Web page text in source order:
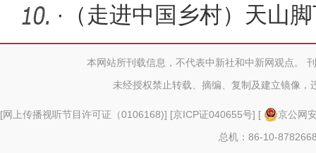
冰雪盛宴
·
（走进中国乡村）天山
本网站所刊载信息，不代表中新社和中新网观点。
未经授权禁止转载、摘编、复制及建立镜像，
[网上传播视听节目许可证（0106168)] [京ICP证040655号] [
京公网
总机：86-10-